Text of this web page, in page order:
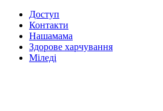
Доступ
Контакти
Нашамама
Здорове харчування
Міледі